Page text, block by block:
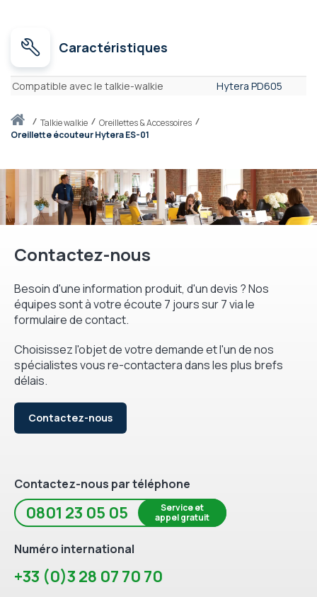
Accueiltalkie walkie
Oreillettes & Accessoires
Oreillette écouteur Hytera ES-01
Caractéristiques
Caractéristiques
Compatible avec le talkie-walkie Hytera PD605
Contactez-nous
Besoin d'une information produit, d'un devis ? Nos
équipes sont à votre écoute 7 jours sur 7 via le
formulaire de contact.
Choisissez l'objet de votre demande et l'un de nos
spécialistes vous re-contactera dans les plus brefs
délais.
Contactez-nous
Contactez-nous par téléphone
0801 23 05 05
Service et
appel gratuit
Numéro international
+33 (0)3 28 07 70 70